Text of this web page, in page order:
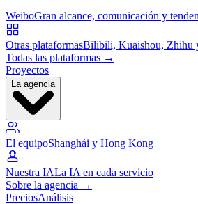
WeiboGran alcance, comunicación y
Otras plataformasBilibili, Kuaishou, Zhihu
Todas las plataformas →
Proyectos
La agencia
El equipoShanghái y Hong Kong
Nuestra IALa IA en cada servicio
Sobre la agencia →
PreciosAnálisis